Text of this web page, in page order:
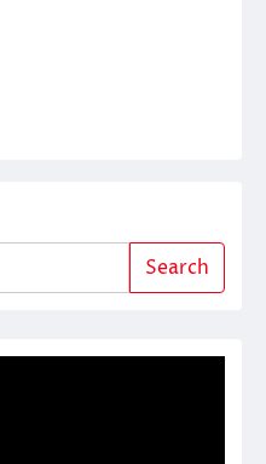
Search